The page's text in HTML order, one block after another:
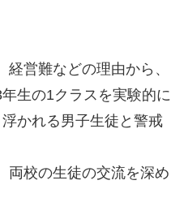
営難などの理由から、
生の1クラスを実験的に
かれる男子生徒と警戒
両校の生徒の交流を深め